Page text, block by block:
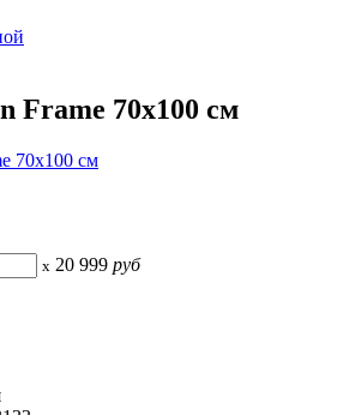
Frame 70х100 см
x 20 999 руб